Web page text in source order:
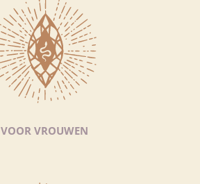
VOOR VROUWEN